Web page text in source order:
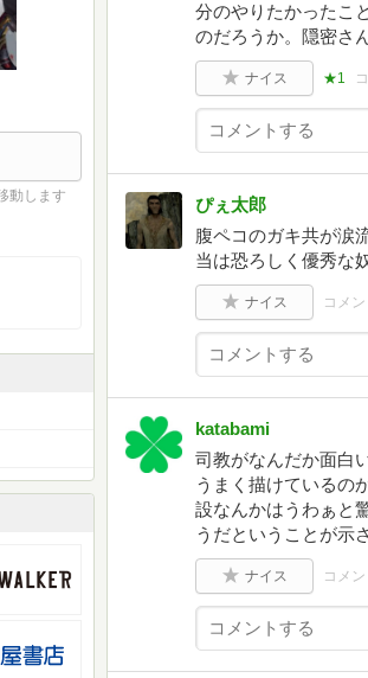
動します
分のやりたかったこ
のだろうか。隠密さ
ナイス ★1
ぴぇ太郎
腹ペコのガキ共が涙
当は恐ろしく優秀な
ナイス コメ
katabami
司教がなんだか面白
うまく描けているの
設なんかはうわぁと
うだということが示
ナイス コメ